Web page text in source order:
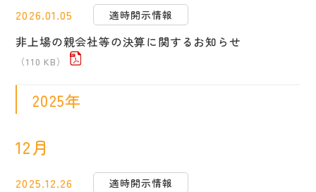
2026.01.05 適時開示情報
非上場の親会社等の決算に関するお知らせ
（110 KB）
2025年
12月
2025.12.26 適時開示情報